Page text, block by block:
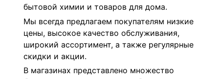
бытовой химии и товаров для дома.
Мы всегда предлагаем покупателям низкие
цены, высокое качество обслуживания,
широкий ассортимент, а также регулярные
скидки и акции.
В магазинах представлено множество